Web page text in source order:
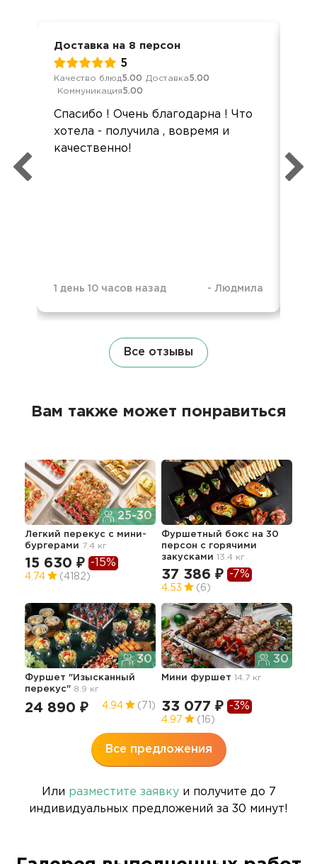
Доставка на 8 персон
5
Качество блюд5.00 Доставка5.00
Коммуникация5.00
Спасибо ! Очень благодарна ! Что
хотела - получила , вовремя и
качественно!
1 день 10 часов назад - Людмила
Все отзывы
Вам также может понравиться
25-30
Легкий перекус c мини-
бургерами 7.4 кг
15 630 ₽ -15%
4.74 (4182)
Фуршетный бокс на 30
персон с горячими
закусками 13.4 кг
37 386 ₽ -7%
4.53 (6)
30
Фуршет "Изысканный
перекус" 8.9 кг
24 890 ₽ 4.94 (71)
30
Мини фуршет 14.7 кг
33 077 ₽ -3%
4.97 (16)
Все предложения
Или разместите заявкуи получите до 7
индивидуальных предложений за 30 минут!